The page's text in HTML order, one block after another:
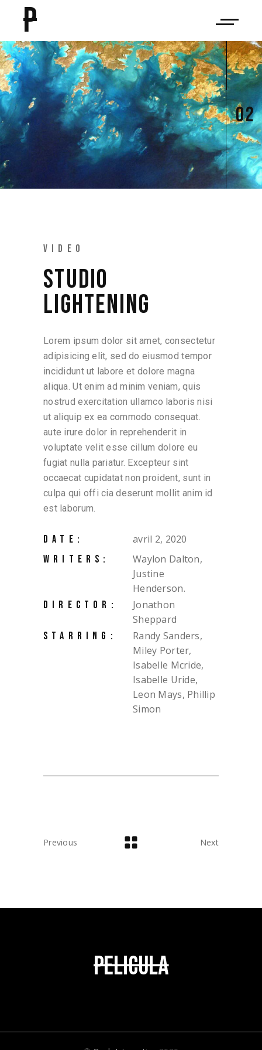
P
02
VIDEO
STUDIO
LIGHTENING
Lorem ipsum dolor sit amet, consectetur
adipisicing elit, sed do eiusmod tempor
incididunt ut labore et dolore magna
aliqua. Ut enim ad minim veniam, quis
nostrud exercitation ullamco laboris nisi
ut aliquip ex ea commodo consequat.
aute irure dolor in reprehenderit in
voluptate velit esse cillum dolore eu
fugiat nulla pariatur. Excepteur sint
occaecat cupidatat non proident, sunt in
culpa qui offi cia deserunt mollit anim id
est laborum.
DATE: avril 2, 2020
WRITERS:
Waylon Dalton,
Justine
Henderson.
DIRECTOR:
Jonathon
Sheppard
STARRING:
Randy Sanders,
Miley Porter,
Isabelle Mcride,
Isabelle Uride,
Leon Mays, Phillip
Simon
Previous Next